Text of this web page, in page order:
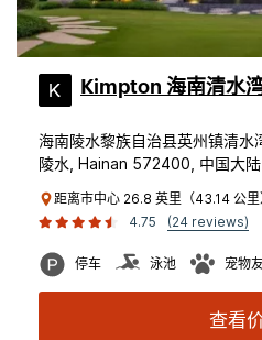
Kimpton 海南清水
海南陵水黎族自治县英州镇清水
陵水, Hainan 572400, 中国大陆
距离市中心 26.8 英里（43.14 公
4.75
(24 reviews)
停车 泳池 宠物
查看